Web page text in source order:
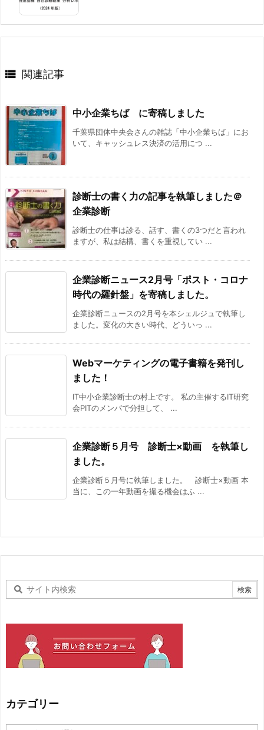
 関連記事
中小企業ちば に寄稿しました
千葉県団体中央会さんの雑誌「中小企業ちば」にお
いて、キャッシュレス決済の活用につ ...
診断士の書く力の記事を執筆しました＠
企業診断
診断士の仕事は診る、話す、書くの3つだと言われ
ますが、私は結構、書くを重視してい ...
企業診断ニュース2月号「ポスト・コロナ
時代の羅針盤」を寄稿しました。
企業診断ニュースの2月号を本シェルジュで執筆し
ました。変化の大きい時代、どういっ ...
Webマーケティングの電子書籍を発刊し
ました！
IT中小企業診断士の村上です。 私の主催するIT研究
会PITのメンバで分担して、 ...
企業診断５月号 診断士×動画 を執筆し
ました。
企業診断５月号に執筆しました。 診断士×動画 本
当に、この一年動画を撮る機会はふ ...
カテゴリー